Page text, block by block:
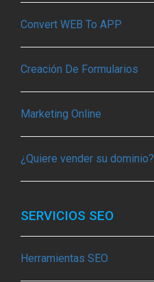
Convert WEB To APP
Creación De Formularios
Marketing Online
¿Quiere vender su dominio?
SERVICIOS SEO
Herramientas SEO